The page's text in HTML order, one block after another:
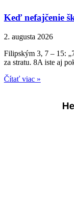
Keď nefajčenie
2. augusta 2026
Filipským 3, 7 – 15:
za stratu. 8A iste aj
Čítať viac »